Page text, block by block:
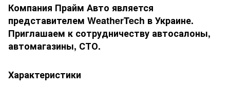
Компания Прайм Авто является
представителем WeatherTech в Украине.
Приглашаем к сотрудничеству автосалоны,
автомагазины, СТО.
Характеристики